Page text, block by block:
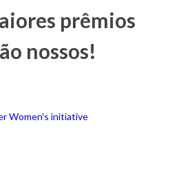
prêmios
nossos!